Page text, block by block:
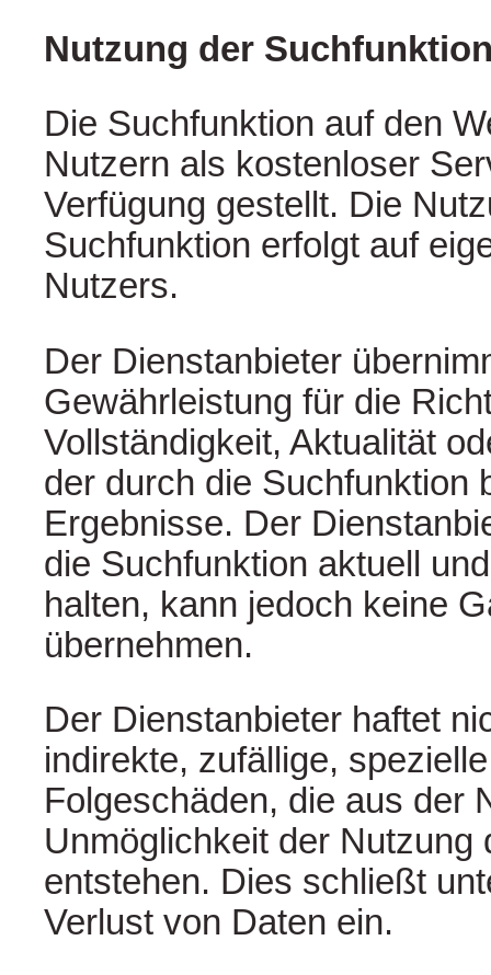
Nutzung der
Die Suchfunktion auf den
Nutzern als kostenloser
Verfügung gestellt. Die
Suchfunktion erfolgt auf
Nutzers.
Der Dienstanbieter
Gewährleistung für die
Vollständigkeit, Aktualität
der durch die Suchfunktion
Ergebnisse. Der
die Suchfunktion aktuell
halten, kann jedoch keine
übernehmen.
Der Dienstanbieter haftet
indirekte, zufällige,
Folgeschäden, die aus der
Unmöglichkeit der Nutzung
entstehen. Dies schließt
Verlust von Daten ein.